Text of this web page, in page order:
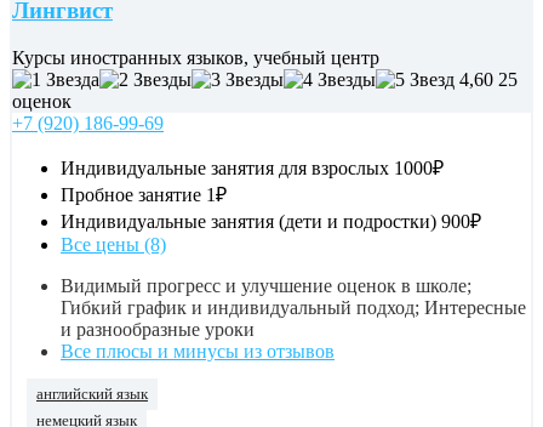
Лингвист
Курсы иностранных языков, учебный центр
4,60 25
оценок
+7 (920) 186-99-69
Индивидуальные занятия для взрослых 1000₽
Пробное занятие 1₽
Индивидуальные занятия (дети и подростки) 900₽
Все цены (8)
Видимый прогресс и улучшение оценок в школе;
Гибкий график и индивидуальный подход; Интересные
и разнообразные уроки
Все плюсы и минусы из отзывов
английский язык
немецкий язык